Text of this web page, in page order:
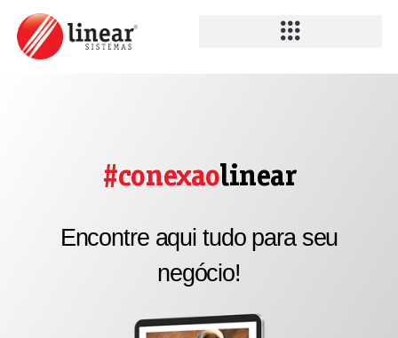
#conexaolinear
Encontre aqui tudo para seu
negócio!